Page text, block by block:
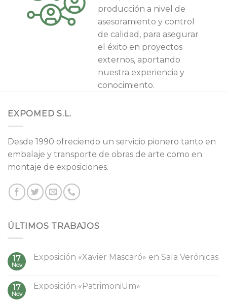
producción a nivel de
asesoramiento y control
de calidad, para asegurar
el éxito en proyectos
externos, aportando
nuestra experiencia y
conocimiento.
EXPOMED S.L.
Desde 1990 ofreciendo un servicio pionero tanto en
embalaje y transporte de obras de arte como en
montaje de exposiciones.
ÚLTIMOS TRABAJOS
17
Nov
Exposición «Xavier Mascaró» en Sala Verónicas
17
Nov
Exposición «PatrimoniUm»